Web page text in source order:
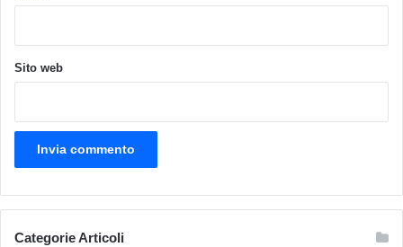
Sito web
Categorie Articoli